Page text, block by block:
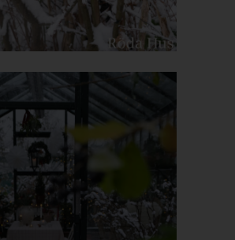
und dem auf dem
Benutzers abgelegten Cookie
weiteres Beispiel ist das Cookie eines
in den virtuellen Warenkorb gelegt hat,
kann die Setzung von Cookies durch
mittels einer entsprechenden
Internetbrowsers verhindern und
Cookies dauerhaft widersprechen.
gesetzte Cookies jederzeit über einen
andere Softwareprogramme gelöscht
gängigen Internetbrowsern möglich.